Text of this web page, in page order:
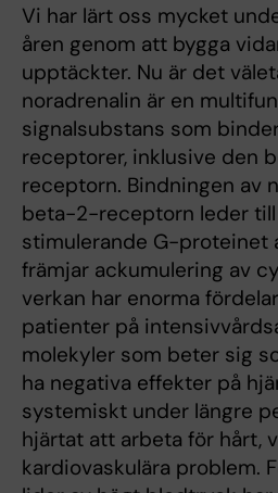
Vi har lärt oss mycket
åren genom att bygga
upptäckter. Nu är det
noradrenalin är en
signalsubstans som
receptorer, inklusive den
receptorn. Bindningen av
beta-2-receptorn leder
stimulerande G-proteinet
främjar ackumulering av
verkan har enorma
patienter på
molekyler som beter sig
ha negativa effekter på
systemiskt under längre
hjärtat att arbeta för hårt,
kardiovaskulära problem.